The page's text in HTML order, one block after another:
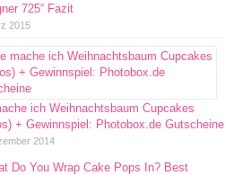
725“ Fazit
2015
ich Weihnachtsbaum Cupcakes
+ Gewinnspiel: Photobox.de Gutscheine
2014
Do You Wrap Cake Pops In? Best